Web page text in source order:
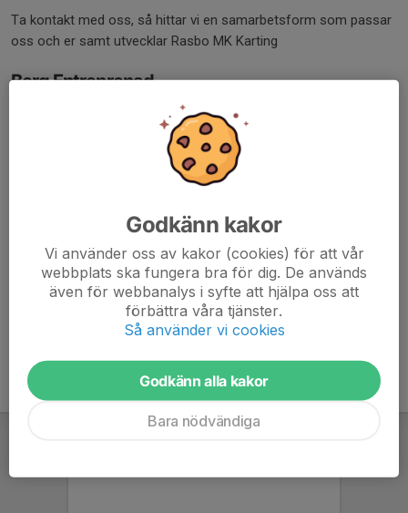
Ta kontakt med oss, så hittar vi en samarbetsform som passar
oss och er samt utvecklar Rasbo MK Karting
Berg Entreprenad
Besök Berg Entreprenad
Godkänn kakor
Vi använder oss av kakor (cookies) för att vår
webbplats ska fungera bra för dig. De används
även för webbanalys i syfte att hjälpa oss att
förbättra våra tjänster.
Så använder vi cookies
Godkänn alla kakor
Bara nödvändiga